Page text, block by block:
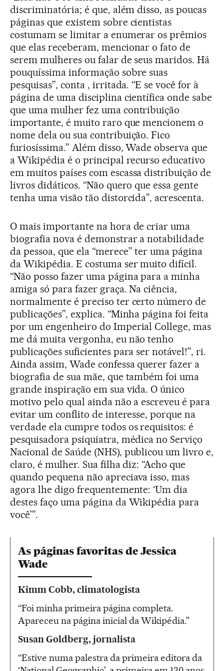
discriminatória; é que, além disso, as poucas
páginas que existem sobre cientistas
costumam se limitar a enumerar os prêmios
que elas receberam, mencionar o fato de
serem mulheres ou falar de seus maridos. Há
pouquíssima informação sobre suas
pesquisas”, conta , irritada. “E se você for à
página de uma disciplina científica onde sabe
que uma mulher fez uma contribuição
importante, é muito raro que mencionem o
nome dela ou sua contribuição. Fico
furiosíssima.” Além disso, Wade observa que
a Wikipédia é o principal recurso educativo
em muitos países com escassa distribuição de
livros didáticos. “Não quero que essa gente
tenha uma visão tão distorcida”, acrescenta.
O mais importante na hora de criar uma
biografia nova é demonstrar a notabilidade
da pessoa, que ela “merece” ter uma página
da Wikipédia. E costuma ser muito difícil.
“Não posso fazer uma página para a minha
amiga só para fazer graça. Na ciência,
normalmente é preciso ter certo número de
publicações”, explica. “Minha página foi feita
por um engenheiro do Imperial College, mas
me dá muita vergonha, eu não tenho
publicações suficientes para ser notável!”, ri.
Ainda assim, Wade confessa querer fazer a
biografia de sua mãe, que também foi uma
grande inspiração em sua vida. O único
motivo pelo qual ainda não a escreveu é para
evitar um conflito de interesse, porque na
verdade ela cumpre todos os requisitos: é
pesquisadora psiquiatra, médica no Serviço
Nacional de Saúde (NHS), publicou um livro e,
claro, é mulher. Sua filha diz: “Acho que
quando pequena não apreciava isso, mas
agora lhe digo frequentemente: ‘Um dia
destes faço uma página da Wikipédia para
você’”.
As páginas favoritas de Jessica
Wade
Kimm Cobb, climatologista
“Foi minha primeira página completa.
Apareceu na página inicial da Wikipédia.”
Susan Goldberg, jornalista
“Estive numa palestra da primeira editora da